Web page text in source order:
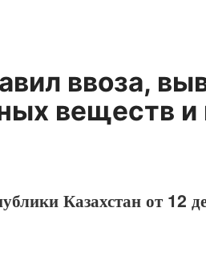
ввоза,
веществ и
Казахстан от 12